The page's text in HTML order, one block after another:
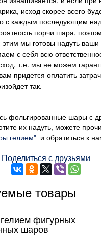
исход скорее всего
с каждым последующим
порчи шара,
этим мы готовы надуть
с себя всю
т.е. мы не можем
придется оплатить
так.
фольгированные шары с
их надуть, можете
гелием" и обратиться к
Поделиться с друзьями
товары
фигурных
шаров